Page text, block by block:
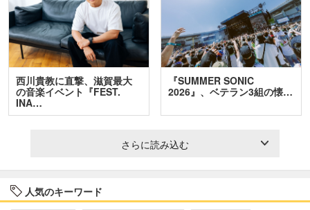
西川貴教に直撃、滋賀最大
の音楽イベント『FEST.
INA…
『SUMMER SONIC
2026』、ベテラン3組の懐…
さらに読み込む
人気のキーワード